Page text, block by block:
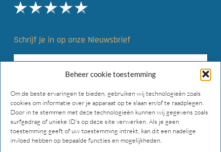
Beheer cookie toestemming
Om de beste ervaringen te bieden, gebruiken wij technologieën zoals
cookies om informatie over je apparaat op te slaan en/of te raadplegen.
Door in te stemmen met deze technologieën kunnen wij gegevens zoals
surfgedrag of unieke ID's op deze site verwerken. Als je geen
toestemming geeft of uw toestemming intrekt, kan dit een nadelige
invloed hebben op bepaalde functies en mogelijkheden.
Schrijf je in op onze Nieuwsbrief